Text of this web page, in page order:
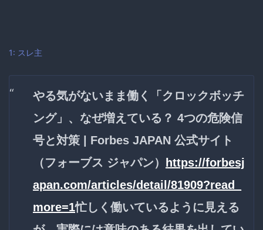
1: スレ主
やる気がないまま働く「クロックボッチ
ング」、なぜ増えている？ 4つの危険信
号と対策 | Forbes JAPAN 公式サイト
（フォーブス ジャパン） https://forbesj
apan.com/articles/detail/81909?read_
more=1忙しく働いているように見える